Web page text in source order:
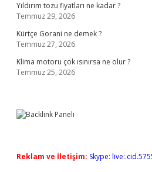
Yıldırım tozu fiyatları ne kadar ?
Temmuz 29, 2026
Kürtçe Gorani ne demek ?
Temmuz 27, 2026
Klima motoru çok ısınırsa ne olur ?
Temmuz 25, 2026
Reklam ve İletişim: Skype: